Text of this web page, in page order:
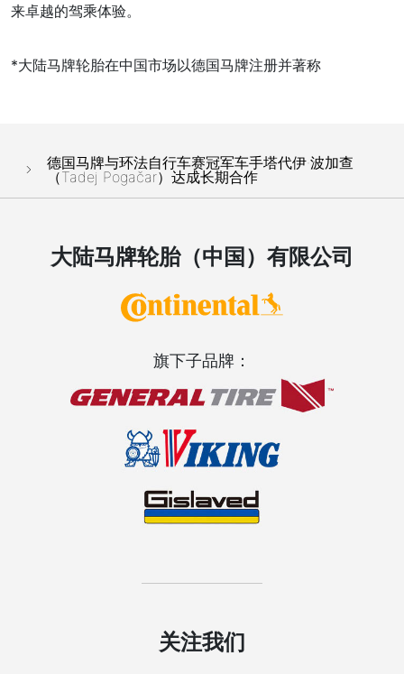
来卓越的驾乘体验。
*大陆马牌轮胎在中国市场以德国马牌注册并著称
德国马牌与环法自行车赛冠军车手塔代伊·波加查
（Tadej Pogačar）达成长期合作
大陆马牌轮胎（中国）有限公司
旗下子品牌：
关注我们